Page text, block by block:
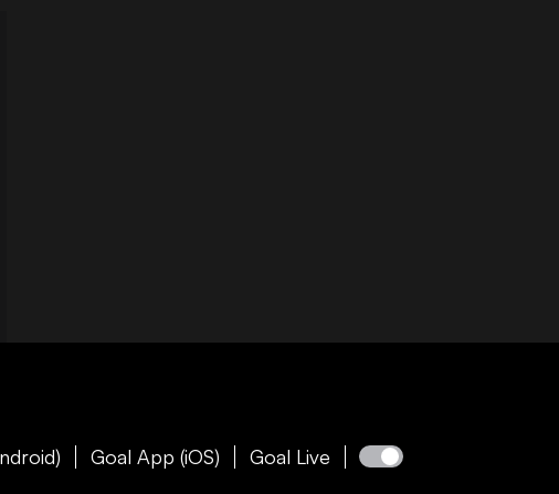
Goal App (iOS)
Goal Live